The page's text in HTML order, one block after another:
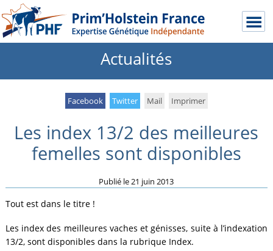
Actualités
Facebook Twitter Mail Imprimer
Les index 13/2 des meilleures
femelles sont disponibles
Publié le21 juin 2013
Tout est dans le titre !
Les index des meilleures vaches et génisses, suite à l’indexation
13/2, sont disponibles dans la rubrique Index.